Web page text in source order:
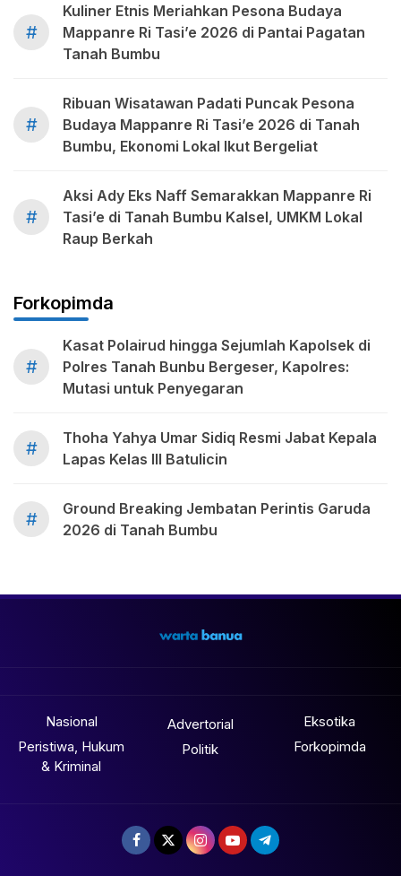
#
Kuliner Etnis Meriahkan Pesona Budaya
Mappanre Ri Tasi’e 2026 di Pantai Pagatan
Tanah Bumbu
#
Ribuan Wisatawan Padati Puncak Pesona
Budaya Mappanre Ri Tasi’e 2026 di Tanah
Bumbu, Ekonomi Lokal Ikut Bergeliat
#
Aksi Ady Eks Naff Semarakkan Mappanre Ri
Tasi’e di Tanah Bumbu Kalsel, UMKM Lokal
Raup Berkah
Forkopimda
#
Kasat Polairud hingga Sejumlah Kapolsek di
Polres Tanah Bunbu Bergeser, Kapolres:
Mutasi untuk Penyegaran
#
Thoha Yahya Umar Sidiq Resmi Jabat Kepala
Lapas Kelas III Batulicin
#
Ground Breaking Jembatan Perintis Garuda
2026 di Tanah Bumbu
Nasional
Peristiwa, Hukum
& Kriminal
Advertorial
Politik
Eksotika
Forkopimda